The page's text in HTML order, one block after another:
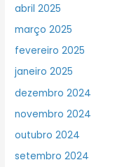
abril 2025
março 2025
fevereiro 2025
janeiro 2025
dezembro 2024
novembro 2024
outubro 2024
setembro 2024